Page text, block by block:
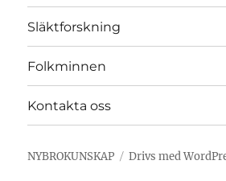
Släktforskning
Folkminnen
Kontakta oss
NYBROKUNSKAP Drivs med